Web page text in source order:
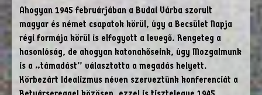
Ahogyan 1945 februárjában a Budai Várba szorult
magyar és német csapatok körül, úgy a Becsület Napja
régi formája körül is elfogyott a levegő. Rengeteg a
hasonlóság, de ahogyan katonahőseink, úgy Mozgalmunk
is a „támadást” választotta a megadás helyett.
Körbezárt Idealizmus néven szerveztünk konferenciát a